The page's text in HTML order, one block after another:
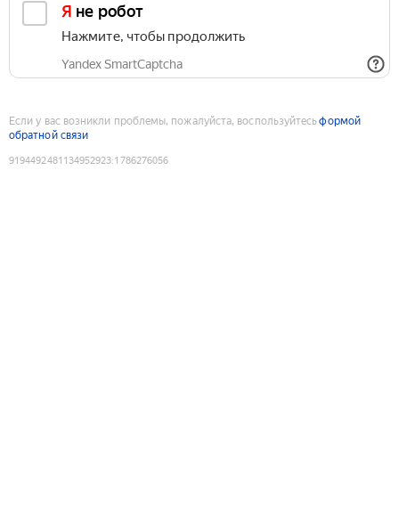
Я не робот
Нажмите, чтобы продолжить
Yandex SmartCaptcha
Если у вас возникли проблемы, пожалуйста, воспользуйтесьформой
обратной связи
9194492481134952923:1786276056